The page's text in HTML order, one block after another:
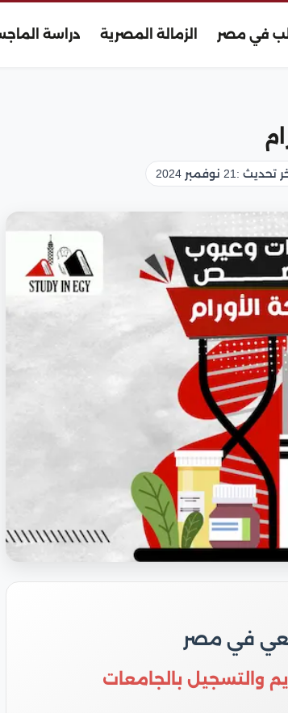
في مصر الزمالة المصرية دراسة
تحديث : 21 نوفمبر 2024
في مصر
والتسجيل بالجامعات